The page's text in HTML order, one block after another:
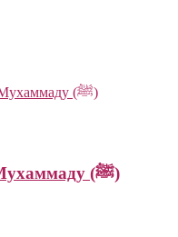
Хадис о любви к Пророку Мухаммаду (ﷺ)